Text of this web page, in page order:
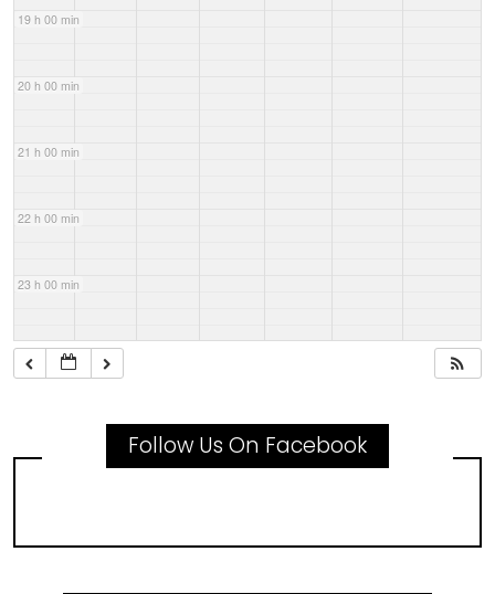
19 h 00 min
20 h 00 min
21 h 00 min
22 h 00 min
23 h 00 min
Follow Us On Facebook